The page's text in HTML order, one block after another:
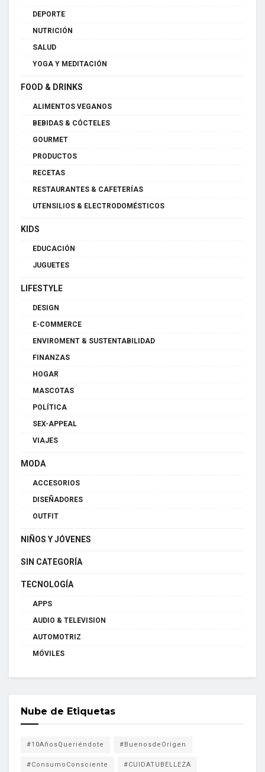
DEPORTE
NUTRICIÓN
SALUD
YOGA Y MEDITACIÓN
FOOD & DRINKS
ALIMENTOS VEGANOS
BEBIDAS & CÓCTELES
GOURMET
PRODUCTOS
RECETAS
RESTAURANTES & CAFETERÍAS
UTENSILIOS & ELECTRODOMÉSTICOS
KIDS
EDUCACIÓN
JUGUETES
LIFESTYLE
DESIGN
E-COMMERCE
ENVIROMENT & SUSTENTABILIDAD
FINANZAS
HOGAR
MASCOTAS
POLÍTICA
SEX-APPEAL
VIAJES
MODA
ACCESORIOS
DISEÑADORES
OUTFIT
NIÑOS Y JÓVENES
SIN CATEGORÍA
TECNOLOGÍA
APPS
AUDIO & TELEVISION
AUTOMOTRIZ
MÓVILES
Nube de Etiquetas
#10AñosQueriéndote #BuenosdeOrigen
#ConsumoConsciente #CUIDATUBELLEZA